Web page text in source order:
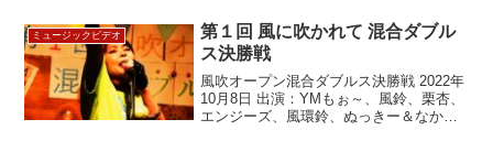
ミュージックビデオ
第１回 風に吹かれて 混合ダブル
ス決勝戦
風吹オープン混合ダブルス決勝戦 2022年
10月8日 出演：YMもぉ～、風鈴、栗杏、
エンジーズ、風環鈴、ぬっきー＆なか、